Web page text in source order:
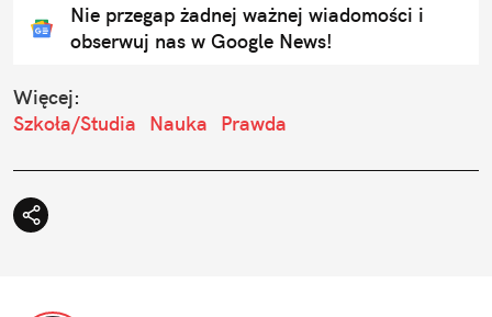
Nie przegap żadnej ważnej wiadomości i
obserwuj nas w Google News!
Więcej:
Szkoła/Studia
Nauka Prawda